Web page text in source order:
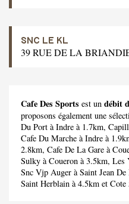
SNC LE KL
39 RUE DE LA
Cafe Des Sports est un débit
proposons également une
Du Port à Indre à 1.7km,
Cafe Du Marche à Indre à
2.8km, Cafe De La Gare à
Sulky à Coueron à 3.5km, Les
Snc Vjp Auger à Saint Jean
Saint Herblain à 4.5km et Cote